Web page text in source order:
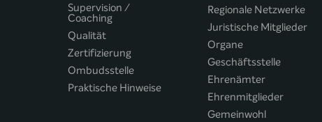
Supervision /
Coaching
Qualität
Zertifizierung
Ombudsstelle
Praktische Hinweise
Regionale Netzwerke
Juristische Mitglieder
Organe
Geschäftsstelle
Ehrenämter
Ehrenmitglieder
Gemeinwohl